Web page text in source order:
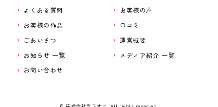
よくある質問
お客様の声
お客様の作品
口コミ
ごあいさつ
運営概要
お知らせ 一覧
メディア紹介 一覧
お問い合わせ